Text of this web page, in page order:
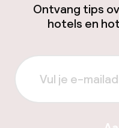
Ontvang tips
hotels en